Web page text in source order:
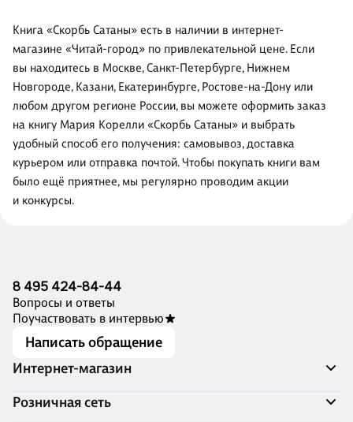
Книга «Скорбь Сатаны» есть в наличии в интернет-
магазине «Читай-город» по привлекательной цене. Если
вы находитесь в Москве, Санкт-Петербурге, Нижнем
Новгороде, Казани, Екатеринбурге, Ростове-на-Дону или
любом другом регионе России, вы можете оформить заказ
на книгу Мария Корелли «Скорбь Сатаны» и выбрать
удобный способ его получения: самовывоз, доставка
курьером или отправка почтой. Чтобы покупать книги вам
было ещё приятнее, мы регулярно проводим акции
и конкурсы.
8 495 424-84-44
Вопросы и ответы
Поучаствовать в интервью
Написать обращение
Интернет-магазин
Акции
Розничная сеть